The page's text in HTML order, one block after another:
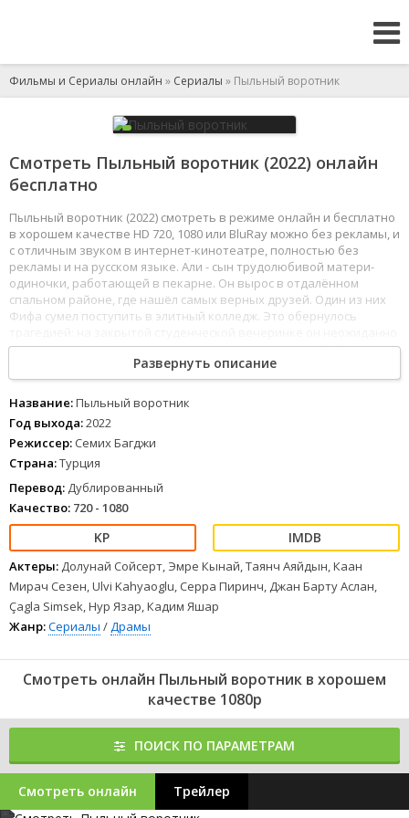
Фильмы и Сериалы онлайн » Сериалы » Пыльный воротник
Смотреть Пыльный воротник (2022) онлайн
бесплатно
Пыльный воротник (2022) смотреть в режиме онлайн и бесплатно
в хорошем качестве HD 720, 1080 или BluRay можно без рекламы, и
с отличным звуком в интернет-кинотеатре, полностью без
рекламы и на русском языке. Али - сын трудолюбивой матери-
одиночки, работающей в пекарне. Он вырос в отдалённом
спальном районе, где нашёл самых верных друзей. Один из них
Фифа сумел поступить в элитный колледж. Это обернулось
спрыгнул с крыши. Но Али не верит в версию о самоубийстве.
Его подозрения подкрепляет анонимная записка: «Фифу убили».
Кроме того, он получает ответы на вступительный экзамен в ту
самую школу, где скрывается неизвестный убийца. Али и
его друзья решают провести здесь тайное расследование. Так в
красивую жизнь богатых студентов врываются необычные
новенькие из другого мира.
12 34 5 678
Развернуть описание
Название:Пыльный воротник
Год выхода:2022
Режиссер: Семих Багджи
Страна:Турция
Перевод: Дублированный
Качество: 720 - 1080
Актеры: Долунай Сойсерт, Эмре Кынай, Таянч Аяйдын, Каан
Мирач Сезен, Ulvi Kahyaoglu, Серра Пиринч, Джан Барту Аслан,
Çagla Simsek, Нур Язар, Кадим Яшар
Жанр:Сериалы /Драмы
Смотреть онлайн Пыльный воротник в хорошем
качестве 1080p
ПОИСК ПО ПАРАМЕТРАМ
Смотреть онлайн Трейлер